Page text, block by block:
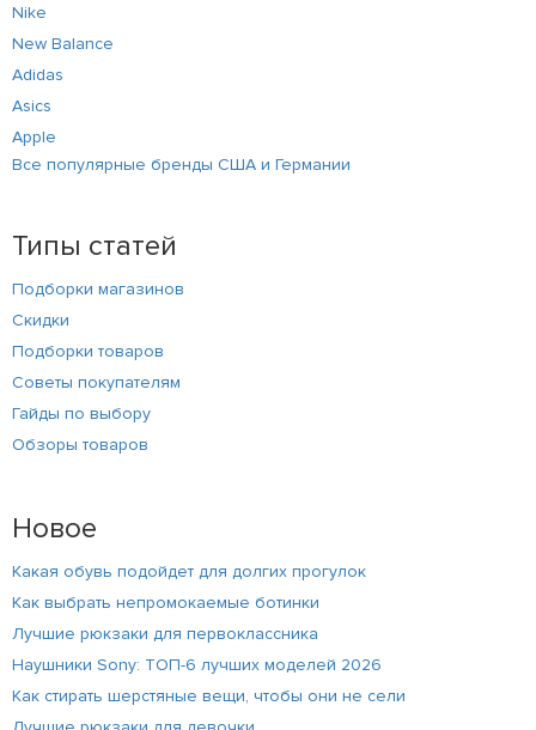
Nike
New Balance
Adidas
Asics
Apple
Все популярные бренды США и Германии
Типы статей
Подборки магазинов
Скидки
Подборки товаров
Советы покупателям
Гайды по выбору
Обзоры товаров
Новое
Какая обувь подойдет для долгих прогулок
Как выбрать непромокаемые ботинки
Лучшие рюкзаки для первоклассника
Наушники Sony: ТОП-6 лучших моделей 2026
Как стирать шерстяные вещи, чтобы они не сели